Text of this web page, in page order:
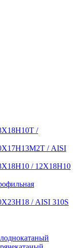
/
/ AISI
/ 12Х18Н10
/ AISI 310S